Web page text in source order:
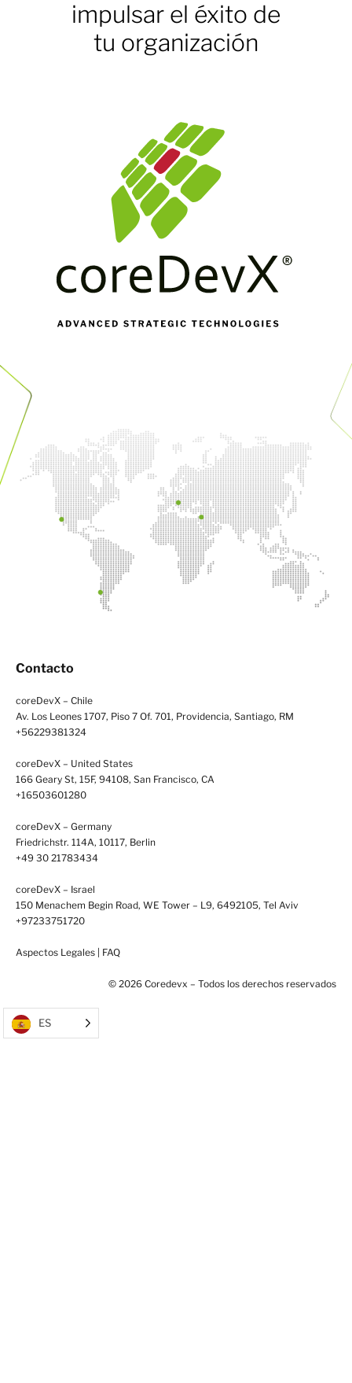
impulsar el éxito de
tu organización
Contacto
coreDevX – Chile
Av. Los Leones 1707, Piso 7 Of. 701, Providencia, Santiago, RM
+56229381324
coreDevX – United States
166 Geary St, 15F, 94108, San Francisco, CA
+16503601280
coreDevX – Germany
Friedrichstr. 114A, 10117, Berlin
+49 30 21783434
coreDevX – Israel
150 Menachem Begin Road, WE Tower – L9, 6492105, Tel Aviv
+97233751720
Aspectos Legales FAQ
© 2026 Coredevx – Todos los derechos reservados
ES